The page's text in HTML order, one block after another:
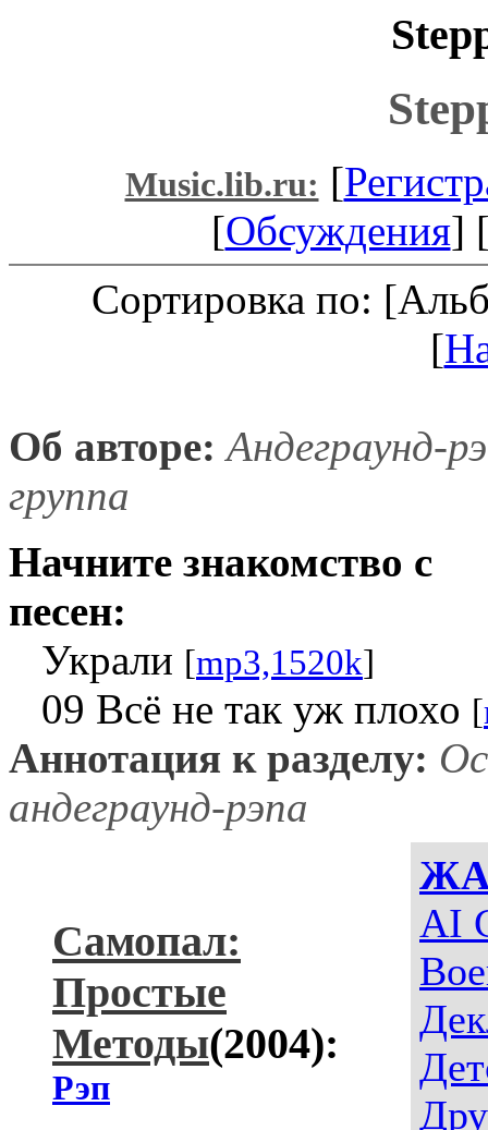
Music.lib.ru: [
[Обсуждения]
Сортировка по:
[
Об авторе: Андеграунд-
группа
Начните знакомство с
песен:
Украли [mp3,1520k]
09 Всё не так уж плохо [
Аннотация к разделу:
андеграунд-рэпа
AI
Самопал:
Простые
Методы(2004):
Рэп